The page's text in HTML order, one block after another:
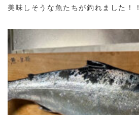
美味しそうな魚たちが釣れました！！